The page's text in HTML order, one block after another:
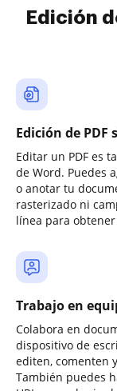
Edición
Edición de
Editar un PDF es
de Word. Puedes
o anotar tu
rasterizado ni
línea para
Trabajo en
Colabora en
dispositivo de
editen, comenten
También puedes